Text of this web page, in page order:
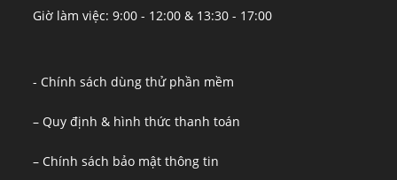
Giờ làm việc: 9:00 - 12:00 & 13:30 - 17:00
- Chính sách dùng thử phần mềm
– Quy định & hình thức thanh toán
– Chính sách bảo mật thông tin